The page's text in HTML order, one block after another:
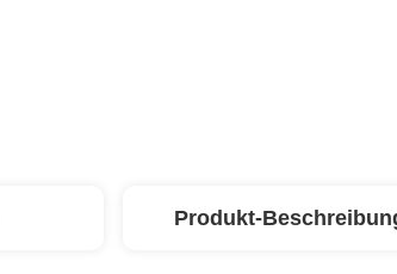
Produkt-